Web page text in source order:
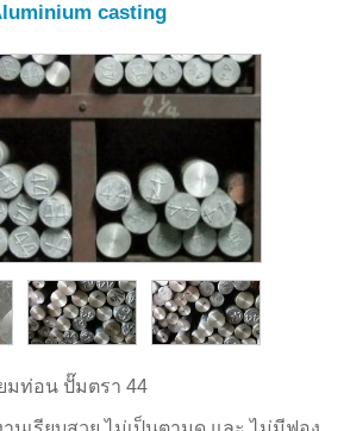
casting
มท่อน ปั๊มตรา 44